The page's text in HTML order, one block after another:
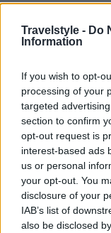
Travelstyle - Do
Information
If you wish to opt-
processing of your
targeted
section to confirm
opt-out request is
interest-based ads
us or personal
your opt-out. You
disclosure of your
IAB’s list of
also be disclosed